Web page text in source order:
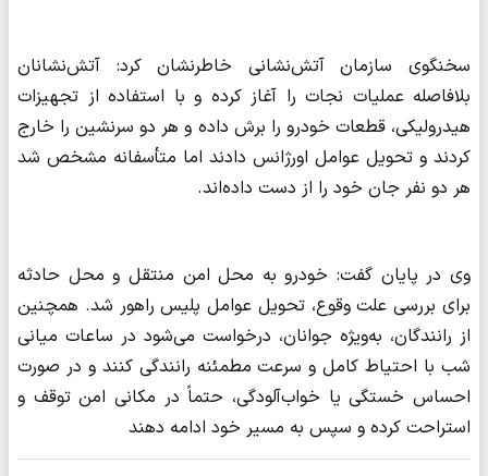
سخنگوی سازمان آتش‌نشانی خاطرنشان کرد: آتش‌نشانان
بلافاصله عملیات نجات را آغاز کرده و با استفاده از تجهیزات
هیدرولیکی، قطعات خودرو را برش داده و هر دو سرنشین را خارج
کردند و تحویل عوامل اورژانس دادند اما متأسفانه مشخص شد
هر دو نفر جان خود را از دست داده‌اند.
وی در پایان گفت: خودرو به محل امن منتقل و محل حادثه
برای بررسی علت وقوع، تحویل عوامل پلیس راهور شد. همچنین
از رانندگان، به‌ویژه جوانان، درخواست می‌شود در ساعات میانی
شب با احتیاط کامل و سرعت مطمئنه رانندگی کنند و در صورت
احساس خستگی یا خواب‌آلودگی، حتماً در مکانی امن توقف و
استراحت کرده و سپس به مسیر خود ادامه دهند